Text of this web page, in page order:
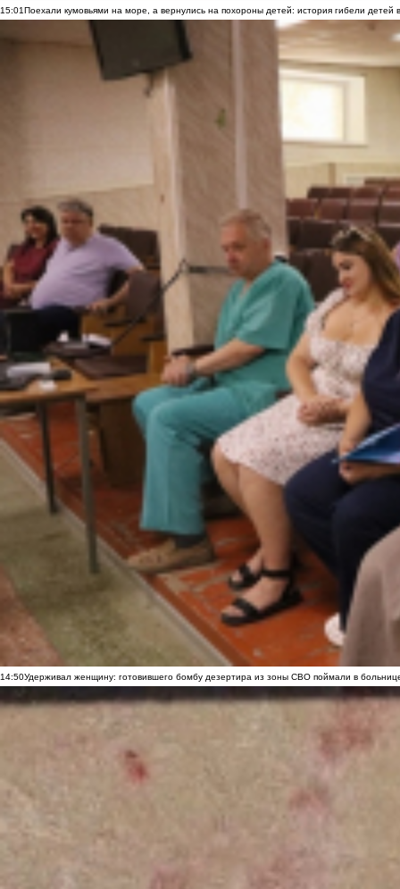
15:01Поехали кумовьями на море, а вернулись на похороны детей: история гибели детей
14:50Удерживал женщину: готовившего бомбу дезертира из зоны СВО поймали в